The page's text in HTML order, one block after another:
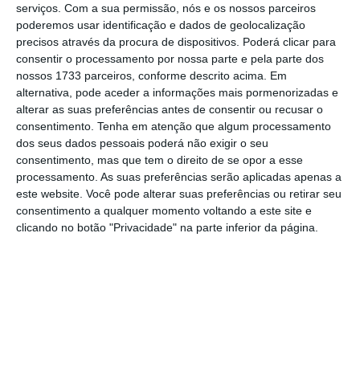
serviços. Com a sua permissão, nós e os nossos parceiros
poderemos usar identificação e dados de geolocalização
precisos através da procura de dispositivos. Poderá clicar para
consentir o processamento por nossa parte e pela parte dos
nossos 1733 parceiros, conforme descrito acima. Em
alternativa, pode aceder a informações mais pormenorizadas e
alterar as suas preferências antes de consentir ou recusar o
consentimento. Tenha em atenção que algum processamento
dos seus dados pessoais poderá não exigir o seu
consentimento, mas que tem o direito de se opor a esse
processamento. As suas preferências serão aplicadas apenas a
este website. Você pode alterar suas preferências ou retirar seu
consentimento a qualquer momento voltando a este site e
clicando no botão "Privacidade" na parte inferior da página.
departamentos do FhP-AICOS, que surgiu em
2009 no seguimento de uma parceria entre a
Sociedade Fraunhofer (Fraunhofer-
Gesellschaft), a Fundação para a Ciência e
Tecnologia (FCT) e a Universidade do Porto.
Além da componente de IA criada pelo grupo
de Sistemas Inteligentes, o desenvolvimento
do equipamento envolveu também a equipa
de design centrado no utilizador.